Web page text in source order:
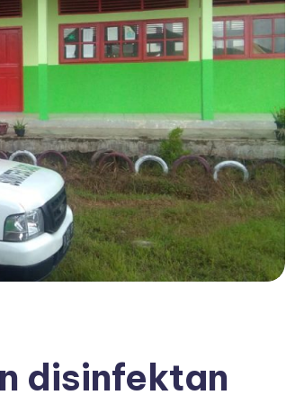
disinfektan